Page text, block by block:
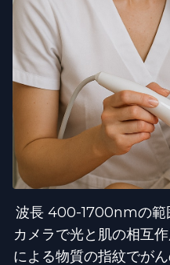
波長 400-1700nmの範
カメラで光と肌の相互
による物質の指紋でが